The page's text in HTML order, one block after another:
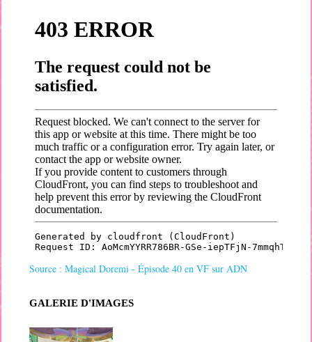
Source : Magical Doremi - Épisode 40 en VF sur ADN
GALERIE D'IMAGES